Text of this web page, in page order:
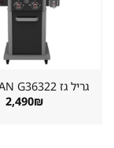
גריל גז ⁦COLEMAN G36322⁩
2,490